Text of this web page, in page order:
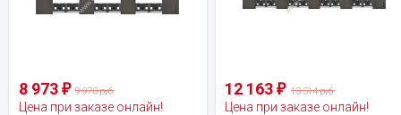
8 973 ₽ 9 970 руб.
Цена при заказе онлайн!
12 163₽ 13 514 руб.
Цена при заказе онлайн!